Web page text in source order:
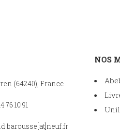
(64240), France
76 10 91
NOS